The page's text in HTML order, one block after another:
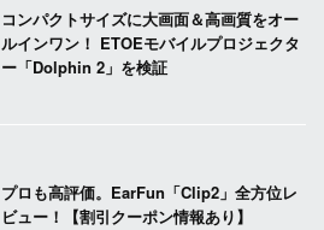
コンパクトサイズに大画面＆高画質をオー
ルインワン！ ETOEモバイルプロジェクタ
ー「Dolphin 2」を検証
プロも高評価。EarFun「Clip2」全方位レ
ビュー！【割引クーポン情報あり】